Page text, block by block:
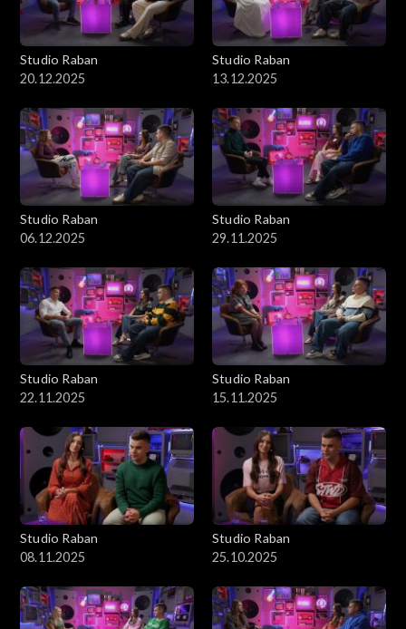
Studio Raban
20.12.2025
Studio Raban
13.12.2025
Studio Raban
06.12.2025
Studio Raban
29.11.2025
Studio Raban
22.11.2025
Studio Raban
15.11.2025
Studio Raban
08.11.2025
Studio Raban
25.10.2025